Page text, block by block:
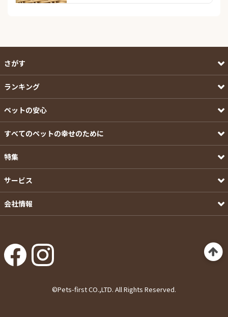
さがす
ランキング
ペットの安心
すべてのペットの幸せのために
特集
サービス
会社情報
©Pets-first CO.,LTD. All Rights Reserved.